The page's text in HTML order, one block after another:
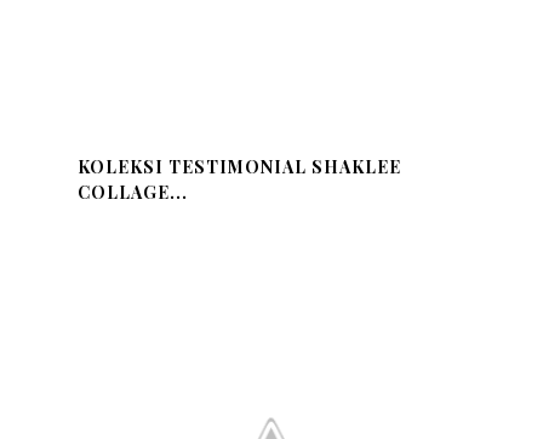
KOLEKSI TESTIMONIAL SHAKLEE
COLLAGE...